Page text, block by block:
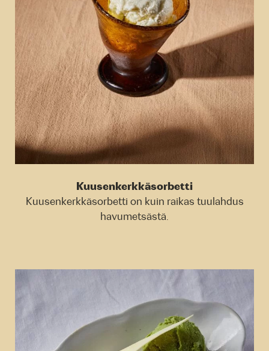
Kuusenkerkkäsorbetti
Kuusenkerkkäsorbetti on kuin raikas tuulahdus
havumetsästä.